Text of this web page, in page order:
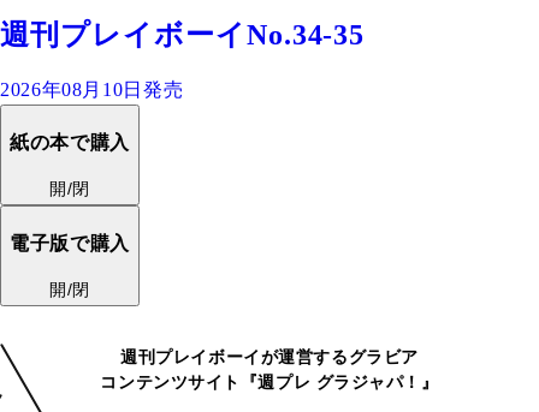
週刊プレイボーイNo.34-35
2026年08月10日発売
紙の本で購入
開/閉
電子版で購入
開/閉
週刊プレイボーイが運営するグラビア
コンテンツサイト『週プレ グラジャパ！』